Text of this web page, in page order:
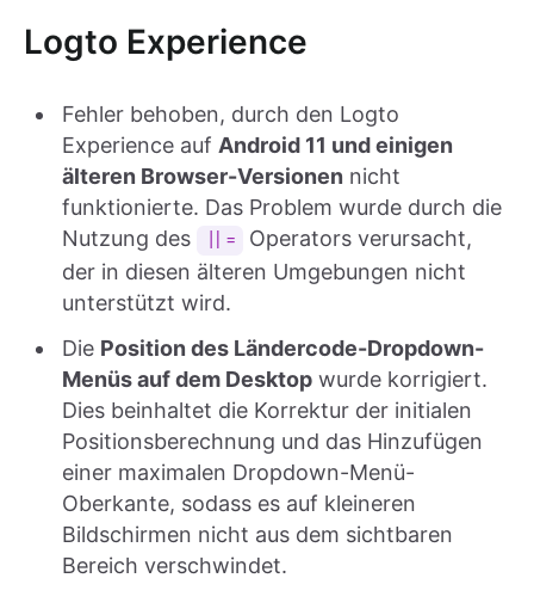
Logto Experience
Fehler behoben, durch den Logto
Experience auf Android 11 und einigen
älteren Browser-Versionen nicht
funktionierte. Das Problem wurde durch die
Nutzung des
||=
Operators verursacht,
der in diesen älteren Umgebungen nicht
unterstützt wird.
Die Position des Ländercode-Dropdown-
Menüs auf dem Desktop wurde korrigiert.
Dies beinhaltet die Korrektur der initialen
Positionsberechnung und das Hinzufügen
einer maximalen Dropdown-Menü-
Oberkante, sodass es auf kleineren
Bildschirmen nicht aus dem sichtbaren
Bereich verschwindet.